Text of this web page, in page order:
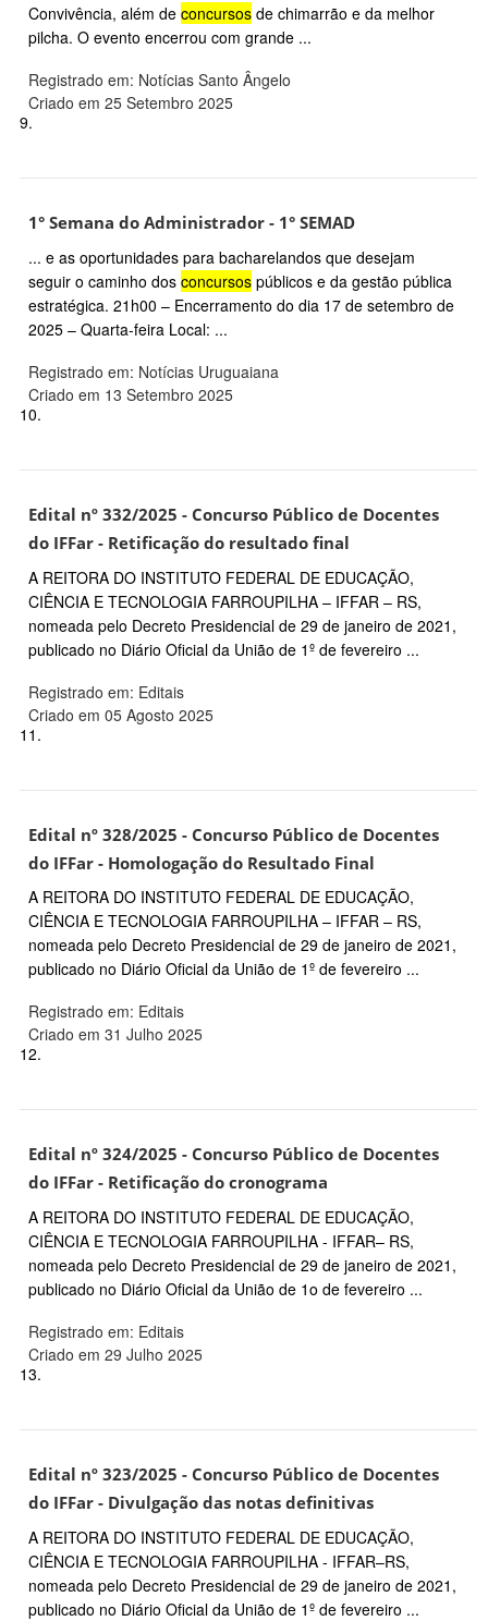
Convivência, além de concursos de chimarrão e da melhor
pilcha. O evento encerrou com grande ...
Registrado em: Notícias Santo Ângelo
Criado em 25 Setembro 2025
9.
1° Semana do Administrador - 1° SEMAD
... e as oportunidades para bacharelandos que desejam
seguir o caminho dos concursos públicos e da gestão pública
estratégica. 21h00 – Encerramento do dia 17 de setembro de
2025 – Quarta-feira Local: ...
Registrado em: Notícias Uruguaiana
Criado em 13 Setembro 2025
10.
Edital nº 332/2025 - Concurso Público de Docentes
do IFFar - Retificação do resultado final
A REITORA DO INSTITUTO FEDERAL DE EDUCAÇÃO,
CIÊNCIA E TECNOLOGIA FARROUPILHA – IFFAR – RS,
nomeada pelo Decreto Presidencial de 29 de janeiro de 2021,
publicado no Diário Oficial da União de 1º de fevereiro ...
Registrado em: Editais
Criado em 05 Agosto 2025
11.
Edital nº 328/2025 - Concurso Público de Docentes
do IFFar - Homologação do Resultado Final
A REITORA DO INSTITUTO FEDERAL DE EDUCAÇÃO,
CIÊNCIA E TECNOLOGIA FARROUPILHA – IFFAR – RS,
nomeada pelo Decreto Presidencial de 29 de janeiro de 2021,
publicado no Diário Oficial da União de 1º de fevereiro ...
Registrado em: Editais
Criado em 31 Julho 2025
12.
Edital nº 324/2025 - Concurso Público de Docentes
do IFFar - Retificação do cronograma
A REITORA DO INSTITUTO FEDERAL DE EDUCAÇÃO,
CIÊNCIA E TECNOLOGIA FARROUPILHA - IFFAR– RS,
nomeada pelo Decreto Presidencial de 29 de janeiro de 2021,
publicado no Diário Oficial da União de 1o de fevereiro ...
Registrado em: Editais
Criado em 29 Julho 2025
13.
Edital nº 323/2025 - Concurso Público de Docentes
do IFFar - Divulgação das notas definitivas
A REITORA DO INSTITUTO FEDERAL DE EDUCAÇÃO,
CIÊNCIA E TECNOLOGIA FARROUPILHA - IFFAR–RS,
nomeada pelo Decreto Presidencial de 29 de janeiro de 2021,
publicado no Diário Oficial da União de 1º de fevereiro ...